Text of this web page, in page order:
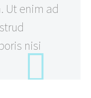
to read property
wp-content/
gallery-slider/
item.php
Ut enim ad
nisi